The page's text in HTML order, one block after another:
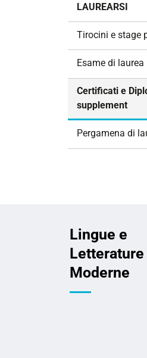
LAUREARSI
Tirocini e stage
Esame di laurea
Certificati e
supplement
Pergamena di
Lingue e
Letterature
Moderne